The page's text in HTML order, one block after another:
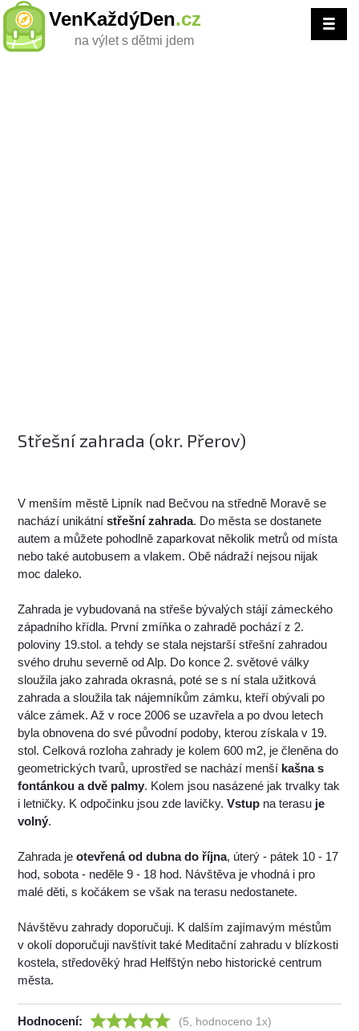
VenKaždýDen.cz
na výlet s dětmi jdem
Střešní zahrada (okr. Přerov)
V menším městě Lipník nad Bečvou na středně Moravě se
nachází unikátnístřešní zahrada. Do města se dostanete
autem a můžete pohodlně zaparkovat několik metrů od místa
nebo také autobusem a vlakem. Obě nádraží nejsou nijak
moc daleko.
Zahrada je vybudovaná na střeše bývalých stájí zámeckého
západního křídla. První zmíňka o zahradě pochází z 2.
poloviny 19.stol. a tehdy se stala nejstarší střešní zahradou
svého druhu severně od Alp. Do konce 2. světové války
sloužila jako zahrada okrasná, poté se s ní stala užitková
zahrada a sloužila tak nájemníkům zámku, kteří obývali po
válce zámek. Až v roce 2006 se uzavřela a po dvou letech
byla obnovena do své původní podoby, kterou získala v 19.
stol. Celková rozloha zahrady je kolem 600 m2, je členěna do
geometrických tvarů, uprostřed se nachází menší kašna s
fontánkou a dvě palmy. Kolem jsou nasázené jak trvalky tak
i letničky. K odpočinku jsou zde lavičky.Vstup na terasu je
volný.
Zahrada jeotevřená od dubna do října, úterý - pátek 10 - 17
hod, sobota - neděle 9 - 18 hod. Návštěva je vhodná i pro
malé děti, s kočákem se však na terasu nedostanete.
Návštěvu zahrady doporučuji. K dalším zajímavým méstům
v okolí doporučuji navštívit také Meditační zahradu v blízkosti
kostela, středověký hrad Helfštýn nebo historické centrum
města.
Hodnocení: (5, hodnoceno 1x)